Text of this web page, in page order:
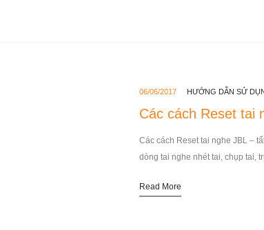
06/06/2017 HƯỚNG DẪN SỬ
Các cách Reset tai
Các cách Reset tai nghe JBL –
dòng tai nghe nhét tai, chụp tai,
Read More